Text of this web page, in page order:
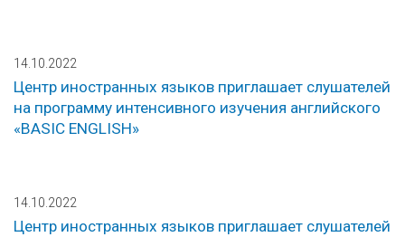
14.10.2022
Центр иностранных языков приглашает слушателей
на программу интенсивного изучения английского
«BASIC ENGLISH»
14.10.2022
Центр иностранных языков приглашает слушателей